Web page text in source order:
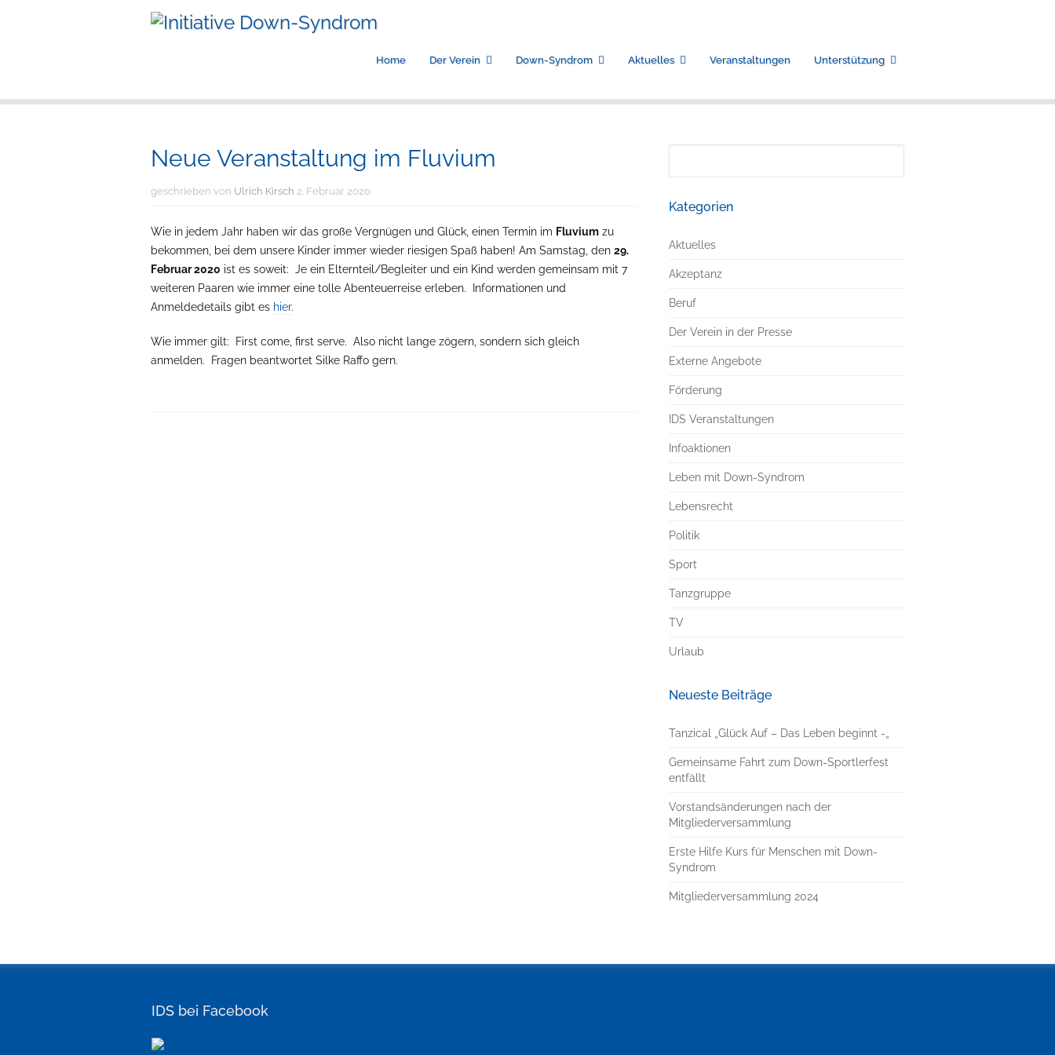
Home Der Verein Down-Syndrom Aktuelles Veranstaltungen Unterstützung
Neue Veranstaltung im Fluvium
geschrieben von Ulrich Kirsch 2. Februar 2020
Wie in jedem Jahr haben wir das große Vergnügen und Glück, einen Termin im Fluvium zu
bekommen, bei dem unsere Kinder immer wieder riesigen Spaß haben! Am Samstag, den 29.
Februar 2020 ist es soweit: Je ein Elternteil/Begleiter und ein Kind werden gemeinsam mit 7
weiteren Paaren wie immer eine tolle Abenteuerreise erleben. Informationen und
Anmeldedetails gibt es hier.
Wie immer gilt: First come, first serve. Also nicht lange zögern, sondern sich gleich
anmelden. Fragen beantwortet Silke Raffo gern.
Kategorien
Aktuelles
Akzeptanz
Beruf
Der Verein in der Presse
Externe Angebote
Förderung
IDS Veranstaltungen
Infoaktionen
Leben mit Down-Syndrom
Lebensrecht
Politik
Sport
Tanzgruppe
TV
Urlaub
Neueste Beiträge
Tanzical „Glück Auf – Das Leben beginnt -„
Gemeinsame Fahrt zum Down-Sportlerfest
entfällt
Vorstandsänderungen nach der
Mitgliederversammlung
Erste Hilfe Kurs für Menschen mit Down-
Syndrom
Mitgliederversammlung 2024
IDS bei Facebook